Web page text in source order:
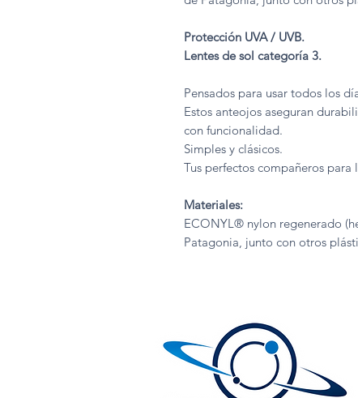
Protección UVA / UVB.
Lentes de sol categoría 3.
Pensados para usar todos los
Estos anteojos aseguran
con funcionalidad.
Simples y clásicos.
Tus perfectos compañeros para
Materiales:
ECONYL® nylon regenerado
Patagonia, junto con otros